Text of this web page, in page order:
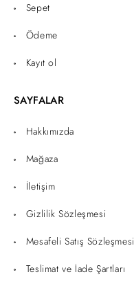
Sepet
Ödeme
Kayıt ol
SAYFALAR
Hakkımızda
Mağaza
İletişim
Gizlilik Sözleşmesi
Mesafeli Satış Sözleşmesi
Teslimat ve İade Şartları